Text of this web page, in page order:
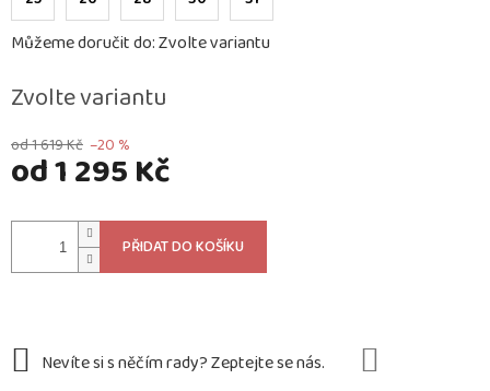
od 1 619 Kč –20 %
od1 295 Kč
cena:
Zvolte variantu
Můžeme doručit do:Zvolte variantu
PŘIDAT DO KOŠÍKU